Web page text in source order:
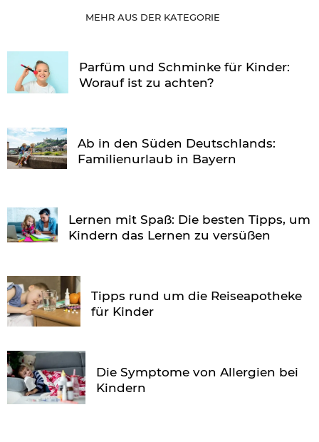
MEHR AUS DER KATEGORIE
Parfüm und Schminke für Kinder:
Worauf ist zu achten?
Ab in den Süden Deutschlands:
Familienurlaub in Bayern
Lernen mit Spaß: Die besten Tipps, um
Kindern das Lernen zu versüßen
Tipps rund um die Reiseapotheke
für Kinder
Die Symptome von Allergien bei
Kindern